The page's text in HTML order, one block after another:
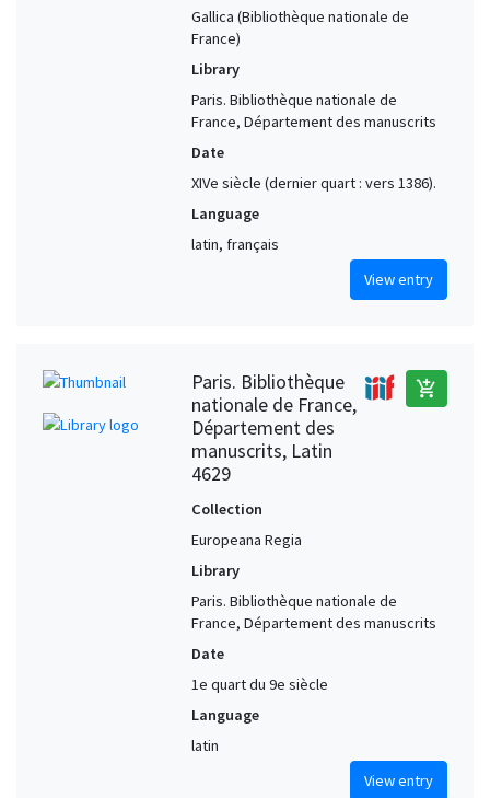
Gallica (Bibliothèque nationale de
France)
Library
Paris. Bibliothèque nationale de
France, Département des manuscrits
Date
XIVe siècle (dernier quart : vers 1386).
Language
latin, français
View entry
Paris. Bibliothèque
nationale de France,
Département des
manuscrits, Latin
4629
add_shopping_cart
Collection
Europeana Regia
Library
Paris. Bibliothèque nationale de
France, Département des manuscrits
Date
1e quart du 9e siècle
Language
latin
View entry